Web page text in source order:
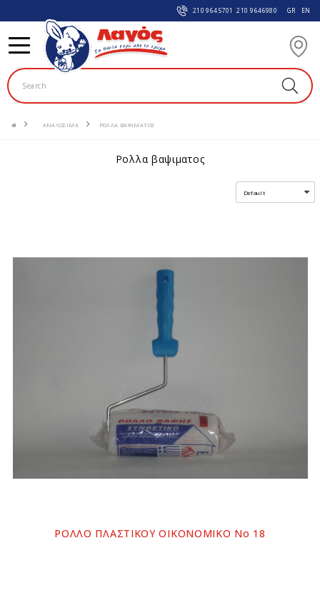
210 9645701 210 9646980 GR EN
ΑΝΑΛΩΣIΜΑ ΡΟΛΛΑ ΒΑΨΙΜΑΤΟΣ
ρολλα βαψιματος
ΡΟΛΛΟ ΠΛΑΣΤΙΚΟΥ ΟΙΚΟΝΟΜΙΚΟ Νο 18